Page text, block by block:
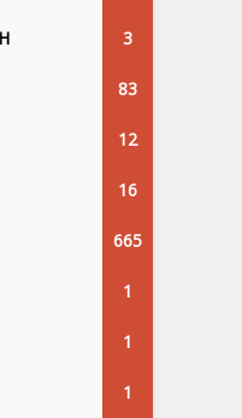
3
83
12
16
665
1
1
1